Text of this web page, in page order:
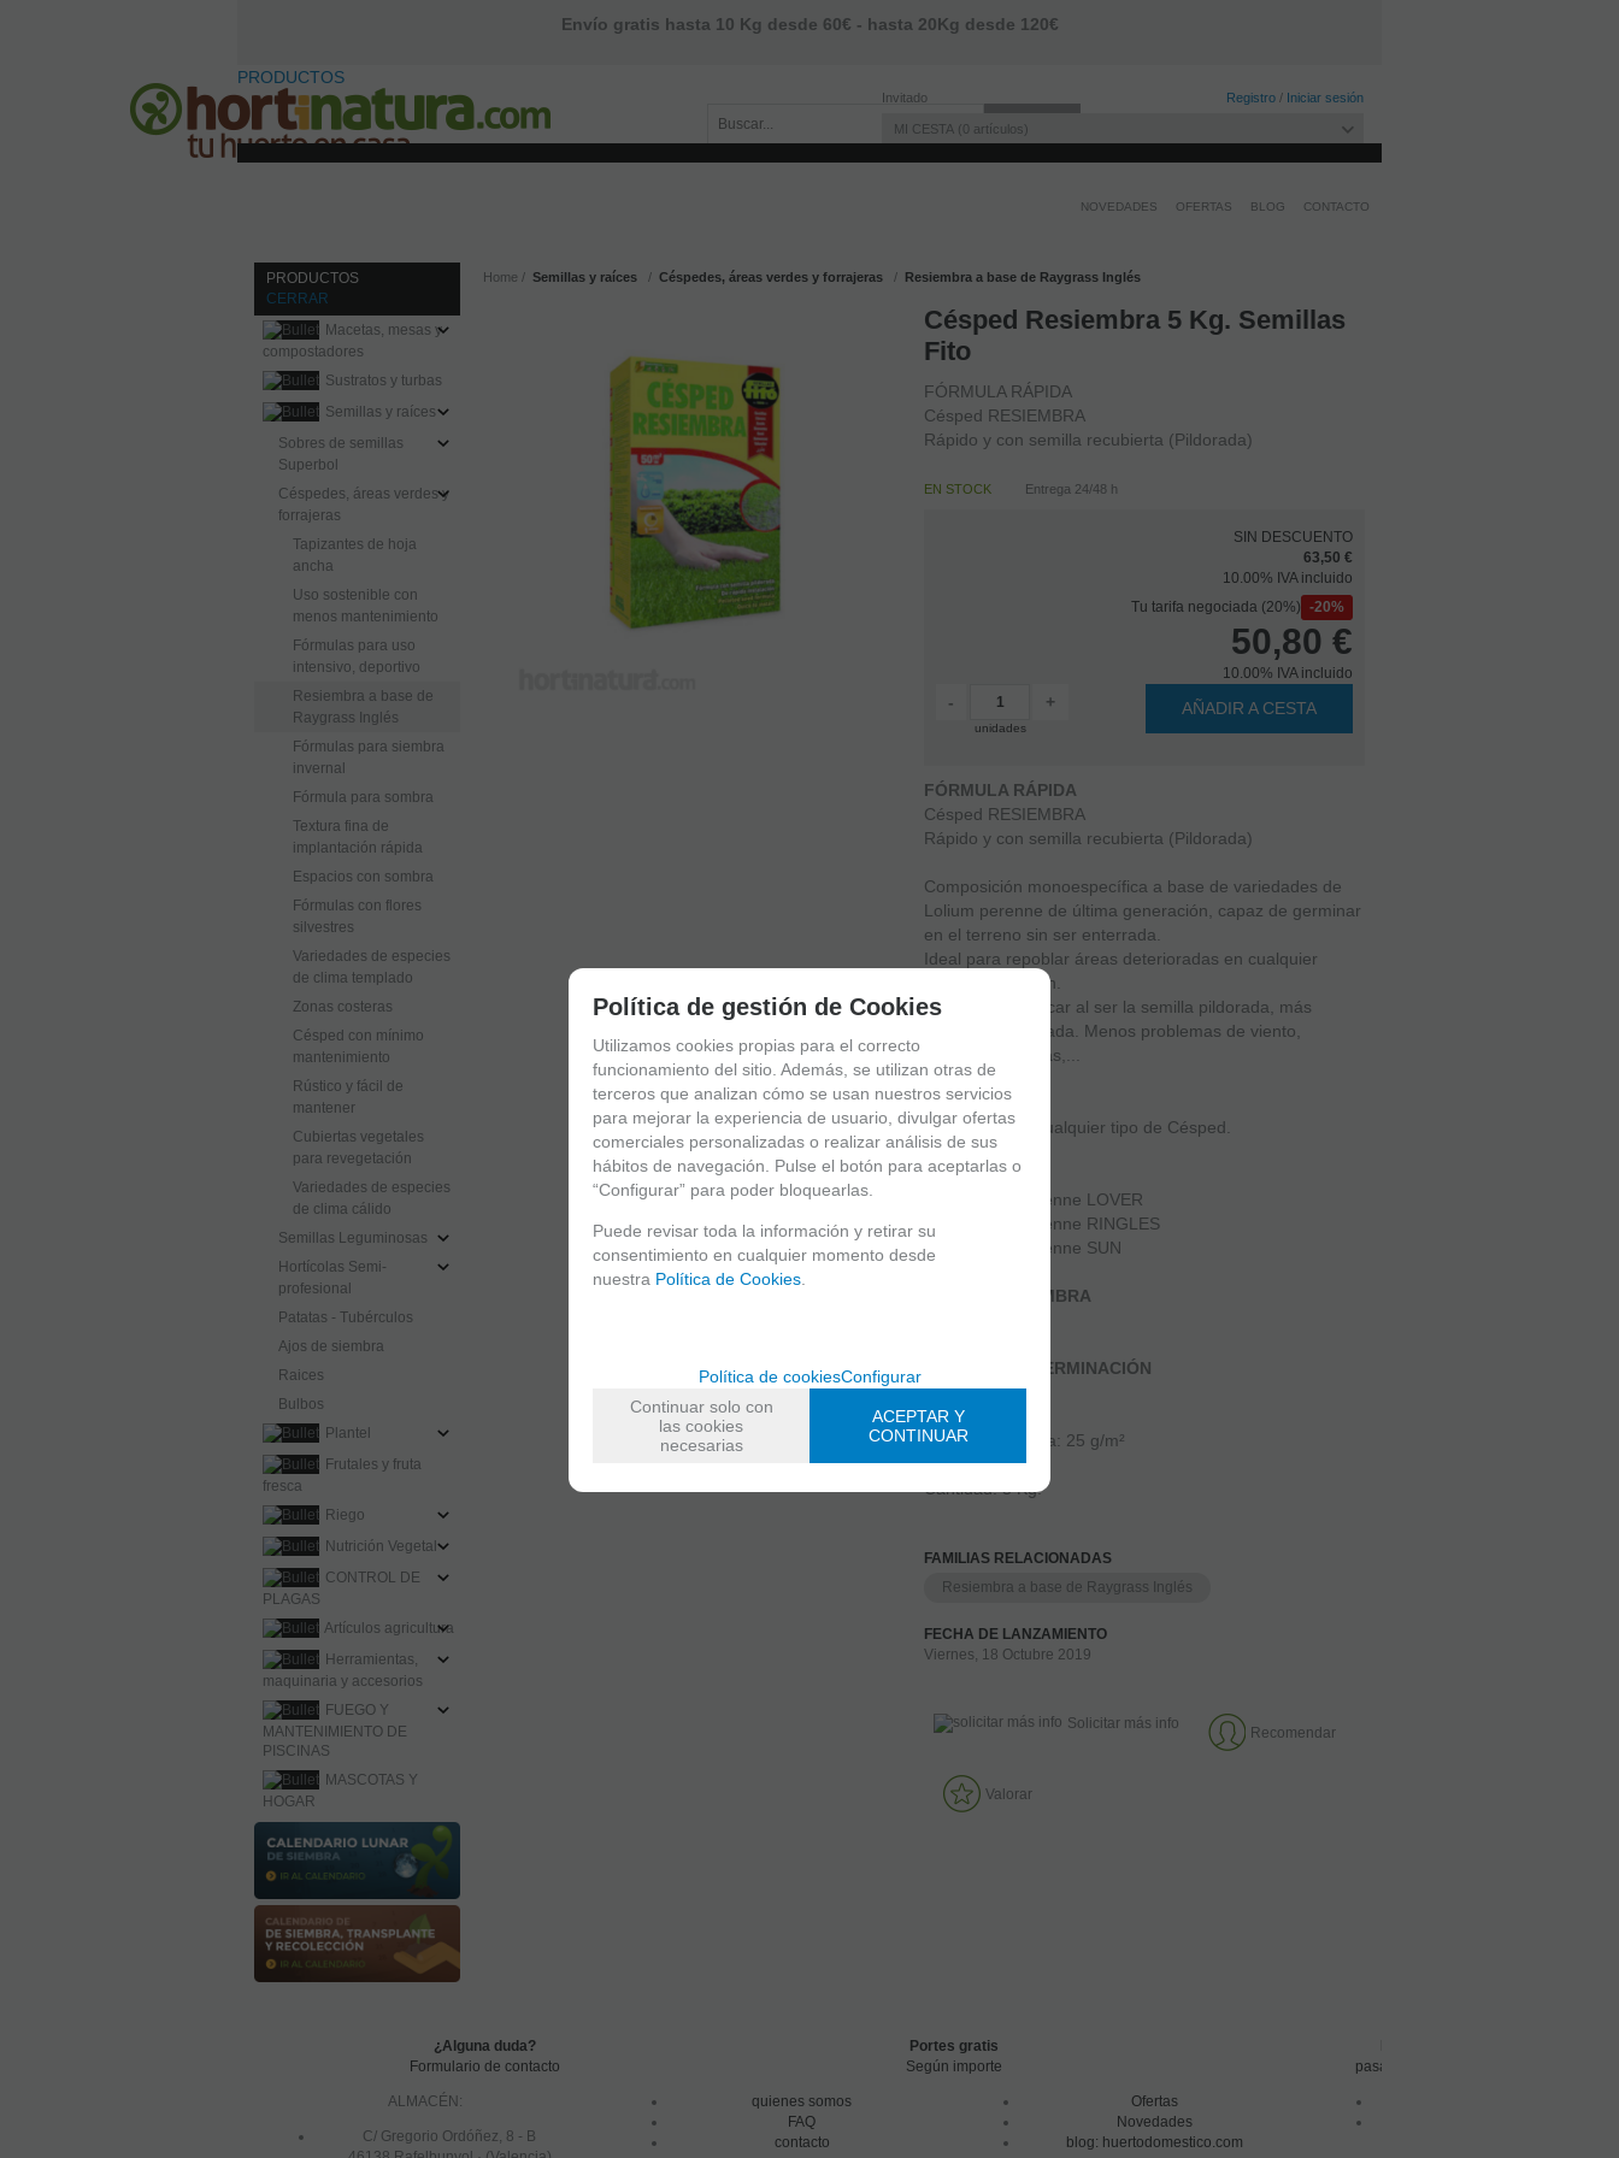
Envío gratis hasta 10 Kg desde 60€ - hasta 20Kg desde 120€
Invitado Registro / Iniciar sesión
MI CESTA 0 artículos
NOVEDADES OFERTAS BLOG CONTACTO
PRODUCTOS
PRODUCTOS
CERRAR
Macetas, mesas y
compostadores
Sustratos y turbas
Semillas y raíces
Sobres de semillas
Superbol
Céspedes, áreas verdes y
forrajeras
Tapizantes de hoja
ancha
Uso sostenible con
menos mantenimiento
Fórmulas para uso
intensivo, deportivo
Resiembra a base de
Raygrass Inglés
Fórmulas para siembra
invernal
Fórmula para sombra
Textura fina de
implantación rápida
Espacios con sombra
Fórmulas con flores
silvestres
Variedades de especies
de clima templado
Zonas costeras
Césped con mínimo
mantenimiento
Rústico y fácil de
mantener
Cubiertas vegetales
para revegetación
Variedades de especies
de clima cálido
Semillas Leguminosas
Hortícolas Semi-
profesional
Patatas - Tubérculos
Ajos de siembra
Raices
Bulbos
Plantel
Frutales y fruta
fresca
Riego
Nutrición Vegetal
CONTROL DE
PLAGAS
Artículos agricultura
Herramientas,
maquinaria y accesorios
FUEGO Y
MANTENIMIENTO DE
PISCINAS
MASCOTAS Y
HOGAR
Home Semillas y raíces Céspedes, áreas verdes y forrajeras Resiembra a base de Raygrass Inglés
Césped Resiembra 5 Kg. Semillas
Fito
FÓRMULA RÁPIDA
Césped RESIEMBRA
Rápido y con semilla recubierta (Pildorada)
EN STOCK Entrega 24/48 h
SIN DESCUENTO
63,50 €
10.00% IVA incluido
Tu tarifa negociada (20%)
20%
50,80 €
10.00% IVA incluido
-
unidades
+ AÑADIR A CESTA
FÓRMULA RÁPIDA
Césped RESIEMBRA
Rápido y con semilla recubierta (Pildorada)
Composición monoespecífica a base de variedades de
Lolium perenne de última generación, capaz de germinar
en el terreno sin ser enterrada.
Ideal para repoblar áreas deterioradas en cualquier
época y situación.
Muy fácil de aplicar al ser la semilla pildorada, más
pesada y coloreada. Menos problemas de viento,
pájaros, hormigas,...
USOS
Resiembra de cualquier tipo de Césped.
COMPOSICIÓN
30% Lolium perenne LOVER
40% Lolium perenne RINGLES
30% Lolium perenne SUN
ÉPOCA DE SIEMBRA
RAPIDEZ DE GERMINACIÓN
1 semana
Dosis de siembra: 25 g/m²
Cantidad: 5 Kg.
FAMILIAS RELACIONADAS
Resiembra a base de Raygrass Inglés
FECHA DE LANZAMIENTO
Viernes, 18 Octubre 2019
Solicitar más info
Recomendar
Valorar
¿Alguna duda?
Formulario de contacto
Portes gratis
Según importe
pasarela de pago ssl
ALMACÉN:
C/ Gregorio Ordóñez, 8 - B
quienes somos
FAQ
contacto
Ofertas
Novedades
blog: huertodomestico.com
Política de gestión de Cookies
Utilizamos cookies propias para el correcto
funcionamiento del sitio. Además, se utilizan otras de
terceros que analizan cómo se usan nuestros servicios
para mejorar la experiencia de usuario, divulgar ofertas
comerciales personalizadas o realizar análisis de sus
hábitos de navegación. Pulse el botón para aceptarlas o
“Configurar” para poder bloquearlas.
Puede revisar toda la información y retirar su
consentimiento en cualquier momento desde
nuestra Política de Cookies
Política de cookiesConfigurar
Continuar solo con
las cookies
necesarias
ACEPTAR Y
CONTINUAR